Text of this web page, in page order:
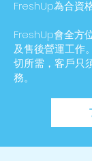
FreshUp為合資
FreshUp會全方
及售後營運工作
切所需，客戶只
務。